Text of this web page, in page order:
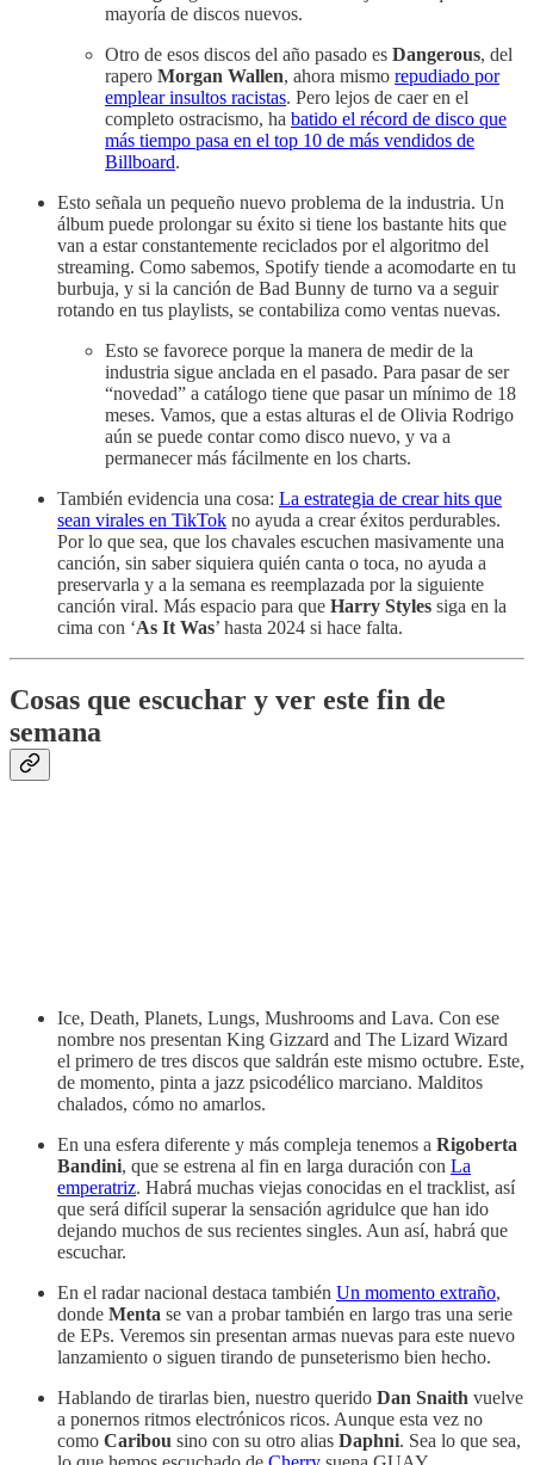
mayoría de discos nuevos.
Otro de esos discos del año pasado es Dangerous, del
rapero Morgan Wallen, ahora mismo repudiado por
emplear insultos racistas. Pero lejos de caer en el
completo ostracismo, ha batido el récord de disco que
más tiempo pasa en el top 10 de más vendidos de
Billboard.
Esto señala un pequeño nuevo problema de la industria. Un
álbum puede prolongar su éxito si tiene los bastante hits que
van a estar constantemente reciclados por el algoritmo del
streaming. Como sabemos, Spotify tiende a acomodarte en tu
burbuja, y si la canción de Bad Bunny de turno va a seguir
rotando en tus playlists, se contabiliza como ventas nuevas.
Esto se favorece porque la manera de medir de la
industria sigue anclada en el pasado. Para pasar de ser
“novedad” a catálogo tiene que pasar un mínimo de 18
meses. Vamos, que a estas alturas el de Olivia Rodrigo
aún se puede contar como disco nuevo, y va a
permanecer más fácilmente en los charts.
También evidencia una cosa: La estrategia de crear hits que
sean virales en TikTok no ayuda a crear éxitos perdurables.
Por lo que sea, que los chavales escuchen masivamente una
canción, sin saber siquiera quién canta o toca, no ayuda a
preservarla y a la semana es reemplazada por la siguiente
canción viral. Más espacio para que Harry Styles siga en la
cima con ‘As It Was’ hasta 2024 si hace falta.
Cosas que escuchar y ver este fin de
semana
Ice, Death, Planets, Lungs, Mushrooms and Lava. Con ese
nombre nos presentan King Gizzard and The Lizard Wizard
el primero de tres discos que saldrán este mismo octubre. Este,
de momento, pinta a jazz psicodélico marciano. Malditos
chalados, cómo no amarlos.
En una esfera diferente y más compleja tenemos a Rigoberta
Bandini, que se estrena al fin en larga duración con La
emperatriz. Habrá muchas viejas conocidas en el tracklist, así
que será difícil superar la sensación agridulce que han ido
dejando muchos de sus recientes singles. Aun así, habrá que
escuchar.
En el radar nacional destaca también Un momento extraño,
donde Menta se van a probar también en largo tras una serie
de EPs. Veremos sin presentan armas nuevas para este nuevo
lanzamiento o siguen tirando de punseterismo bien hecho.
Hablando de tirarlas bien, nuestro querido Dan Snaith vuelve
a ponernos ritmos electrónicos ricos. Aunque esta vez no
como Caribou sino con su otro alias Daphni. Sea lo que sea,